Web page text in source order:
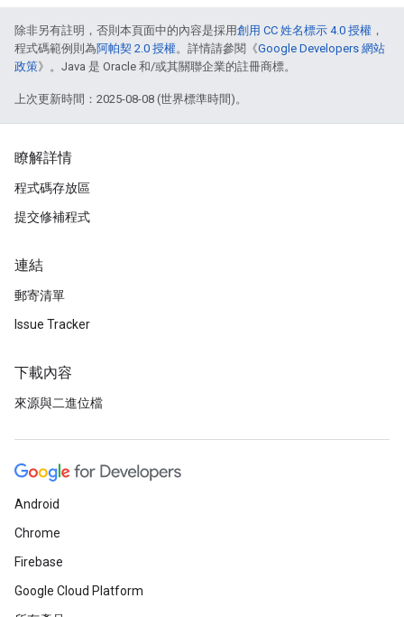
除非另有註明，否則本頁面中的內容是採用創用 CC 姓名標示 4.0 授權 ，
程式碼範例則為阿帕契 2.0 授權。詳情請參閱《Google Developers 網站
政策》。Java 是 Oracle 和/或其關聯企業的註冊商標。
上次更新時間：2025-08-08 (世界標準時間)。
瞭解詳情
程式碼存放區
提交修補程式
連結
郵寄清單
Issue Tracker
下載內容
來源與二進位檔
Android
Chrome
Firebase
Google Cloud Platform